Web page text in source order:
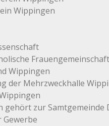
Wippingen
Wippingen
der Mehrzweckhalle
gehört zur Samtgemeinde